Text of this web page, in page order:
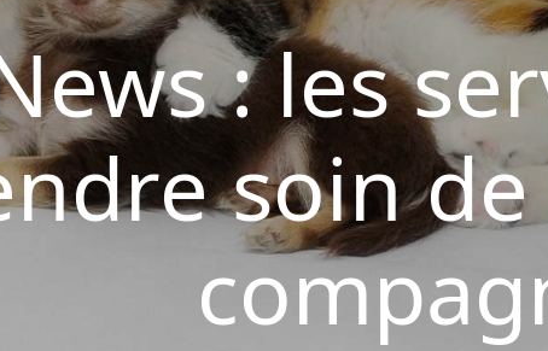
: les
soin